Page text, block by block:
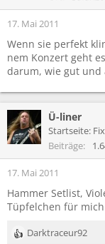
n
e
:
17. Mai 2011
Wenn sie perfekt
nem Konzert geht
darum, wie gut und
Ü-liner
Startseite:
Beiträge
17. Mai 2011
Hammer Setlist,
Tüpfelchen für mich
R
Darktraceur92